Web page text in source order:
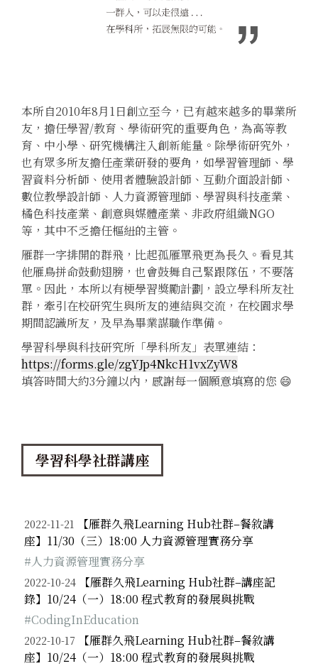
本所自2010年8月1日創立至今，已有越來越多的畢業所
友，擔任學習/教育、學術研究的重要角色，為高等教
育、中小學、研究機構注入創新能量。除學術研究外，
也有眾多所友擔任產業研發的要角，如學習管理師、學
習資料分析師、使用者體驗設計師、互動介面設計師、
數位教學設計師、人力資源管理師、學習與科技產業、
橘色科技產業、創意與媒體產業、非政府組織NGO
等，其中不乏擔任樞紐的主管。
雁群一字排開的群飛，比起孤雁單飛更為長久。看見其
他雁鳥拼命鼓動翅膀，也會鼓舞自己緊跟隊伍，不要落
單。因此，本所以有梗學習獎勵計劃，設立學科所友社
群，牽引在校研究生與所友的連結與交流，在校園求學
期間認識所友，及早為畢業謀職作準備。
學習科學與科技研究所「學科所友」表單連結：
https://forms.gle/zgYJp4NkcH1vxZyW8
填答時間大約3分鐘以內，感謝每一個願意填寫的您 😄
學習科學社群講座
2022-11-21
【雁群久飛Learning Hub社群–餐敘講
座】11/30（三）18:00 人力資源管理實務分享
#人力資源管理實務分享
2022-10-24
【雁群久飛Learning Hub社群–講座記
錄】10/24（一）18:00 程式教育的發展與挑戰
#CodingInEducation
2022-10-17
【雁群久飛Learning Hub社群–餐敘講
座】10/24（一）18:00 程式教育的發展與挑戰